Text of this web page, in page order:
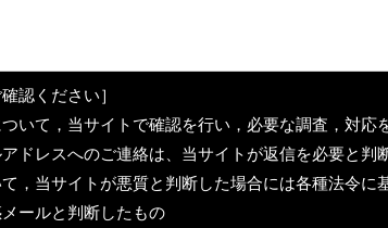
認ください］
いて，当サイトで確認を行い，必要な調査，対応
ドレスへのご連絡は、当サイトが返信を必要と判
，当サイトが悪質と判断した場合には各種法令に
ールと判断したもの